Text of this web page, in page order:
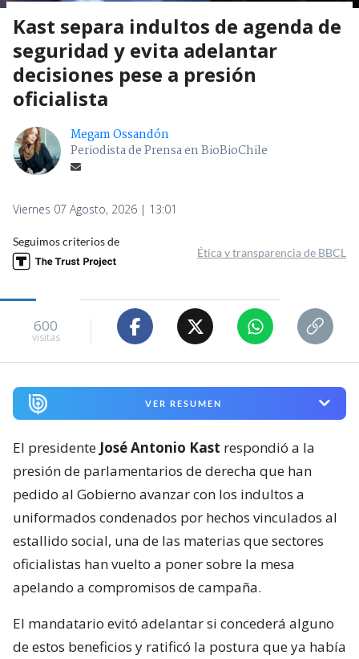
Kast separa indultos de agenda de
seguridad y evita adelantar
decisiones pese a presión
oficialista
Megam Ossandón
Periodista de Prensa en BioBioChile
Viernes 07 Agosto, 2026 | 13:01
Seguimos criterios de
Ética y transparencia de BBCL
600
visitas
VER RESUMEN
El presidente José Antonio Kast respondió a la
presión de parlamentarios de derecha que han
pedido al Gobierno avanzar con los indultos a
uniformados condenados por hechos vinculados al
estallido social, una de las materias que sectores
oficialistas han vuelto a poner sobre la mesa
apelando a compromisos de campaña.
El mandatario evitó adelantar si concederá alguno
de estos beneficios y ratificó la postura que ya había